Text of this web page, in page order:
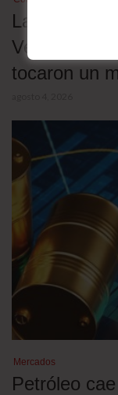
Las
Venezuela
tocaron un
Mercados
Petróleo